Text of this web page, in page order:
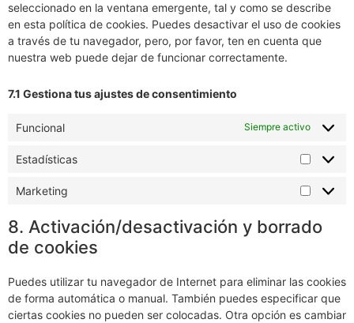
seleccionado en la ventana emergente, tal y como se describe
en esta política de cookies. Puedes desactivar el uso de cookies
a través de tu navegador, pero, por favor, ten en cuenta que
nuestra web puede dejar de funcionar correctamente.
7.1 Gestiona tus ajustes de consentimiento
Funcional Siempre activo
Estadísticas
Marketing
8. Activación/desactivación y borrado
de cookies
Puedes utilizar tu navegador de Internet para eliminar las cookies
de forma automática o manual. También puedes especificar que
ciertas cookies no pueden ser colocadas. Otra opción es cambiar